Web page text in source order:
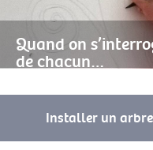
Quand on
de chacun…
Installer un